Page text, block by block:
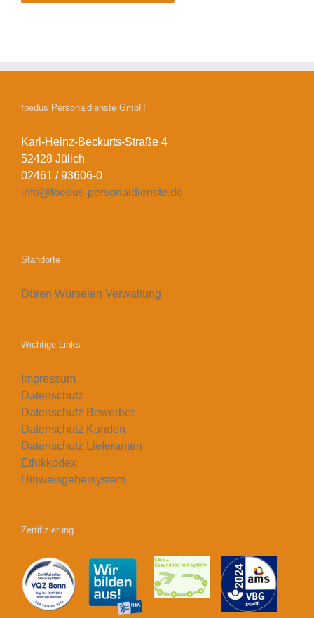
foedus Personaldienste GmbH
Karl-Heinz-Beckurts-Straße 4
52428 Jülich
02461 / 93606-0
info@foedus-personaldienste.de
Standorte
Düren Würselen Verwaltung
Wichtige Links
Impressum
Datenschutz
Datenschutz Bewerber
Datenschutz Kunden
Datenschutz Lieferanten
Ethikkodex
Hinweisgebersystem
Zertifizierung